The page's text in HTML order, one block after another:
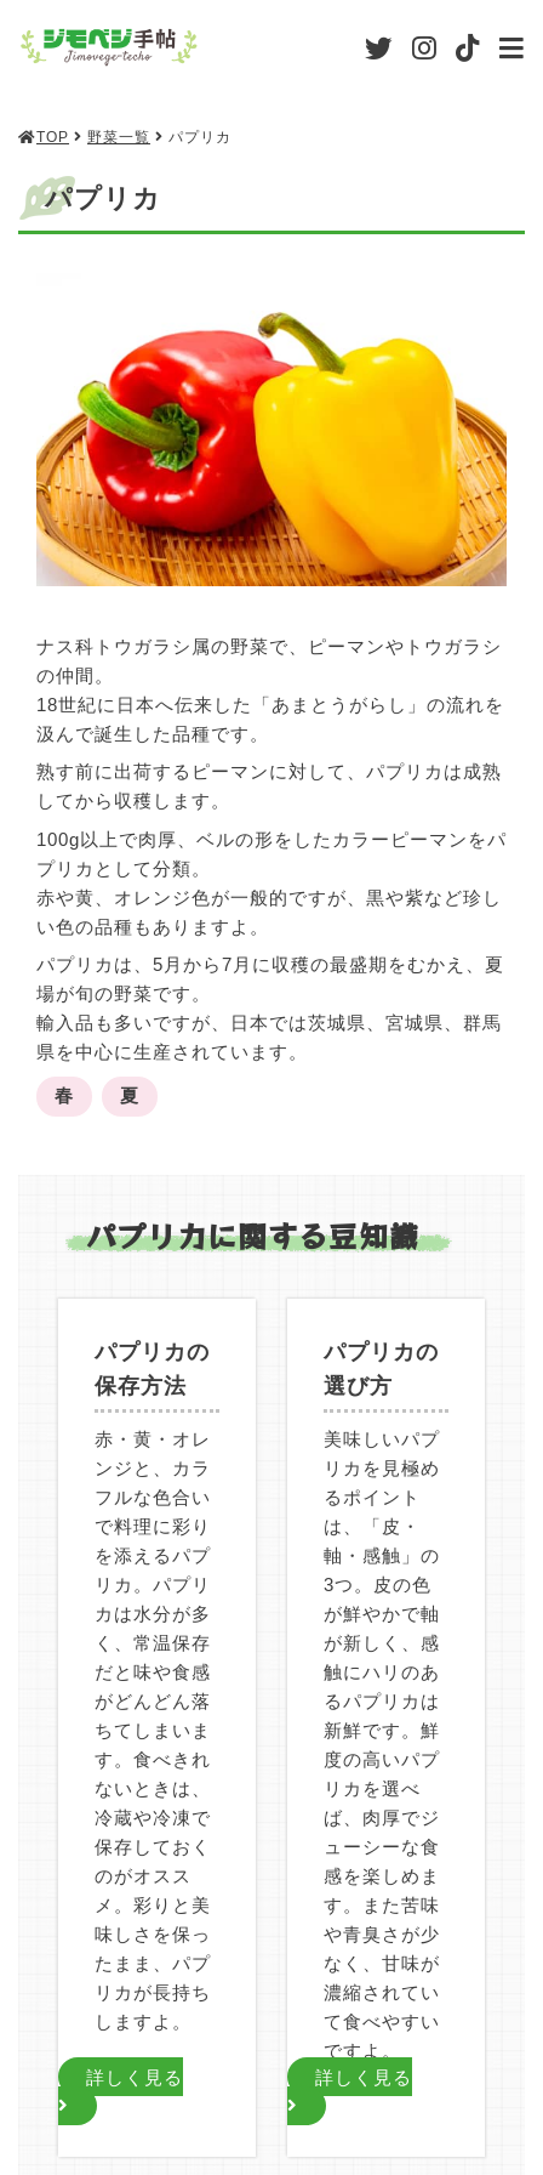
TOP 野菜一覧 パプリカ
パプリカ
ナス科トウガラシ属の野菜で、ピーマンやトウガラシ
の仲間。
18世紀に日本へ伝来した「あまとうがらし」の流れを
汲んで誕生した品種です。
熟す前に出荷するピーマンに対して、パプリカは成熟
してから収穫します。
100g以上で肉厚、ベルの形をしたカラーピーマンをパ
プリカとして分類。
赤や黄、オレンジ色が一般的ですが、黒や紫など珍し
い色の品種もありますよ。
パプリカは、5月から7月に収穫の最盛期をむかえ、夏
場が旬の野菜です。
輸入品も多いですが、日本では茨城県、宮城県、群馬
県を中心に生産されています。
春 夏
パプリカに関する豆知識
パプリカの
保存方法
赤・黄・オレ
ンジと、カラ
フルな色合い
で料理に彩り
を添えるパプ
リカ。パプリ
カは水分が多
く、常温保存
だと味や食感
がどんどん落
ちてしまいま
す。食べきれ
ないときは、
冷蔵や冷凍で
保存しておく
のがオスス
メ。彩りと美
味しさを保っ
たまま、パプ
リカが長持ち
しますよ。
詳しく見る
パプリカの
選び方
美味しいパプ
リカを見極め
るポイント
は、「皮・
軸・感触」の
3つ。皮の色
が鮮やかで軸
が新しく、感
触にハリのあ
るパプリカは
新鮮です。鮮
度の高いパプ
リカを選べ
ば、肉厚でジ
ューシーな食
感を楽しめま
す。また苦味
や青臭さが少
なく、甘味が
濃縮されてい
て食べやすい
ですよ。
詳しく見る